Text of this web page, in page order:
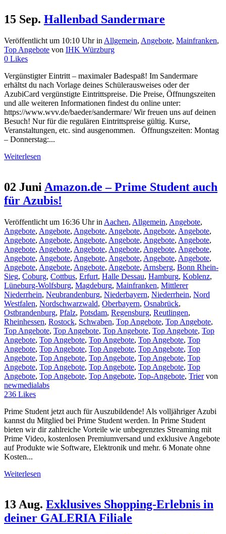
15 Sep. Hallenbad Sandermare
Veröffentlicht um 10:10 Uhrin Allgemein, Angebote, Mainfranken,
Top Angebote von IHK Würzburg
0 Likes
Vergünstigter Eintritt – maximaler Badespaß! Im Sandermare
erhältst du nach Vorlage deines Schülerausweises oder der
AzubiCard vergünstigte Eintrittspreise. Die Preise, Öffnungszeiten
und alle weiteren Informationen findest du online unter:
https://www.wvv.de/baeder/sandermare/ Wir freuen uns auf deinen
Besuch! Nur für die regulären Eintrittspreise gültig. Kurse,
Veranstaltungen, etc. sind ausgenommen. Öffnungszeiten: Montag
– Donnerstag:...
Weiterlesen
02 Juni Amazon.de – Prime Student auch
für Azubis!
Veröffentlicht um 16:36 Uhrin Aachen, Allgemein, Angebote,
Angebote, Angebote, Angebote, Angebote, Angebote, Angebote,
Angebote, Angebote, Angebote, Angebote, Angebote, Angebote,
Angebote, Angebote, Angebote, Angebote, Angebote, Angebote,
Angebote, Angebote, Angebote, Angebote, Angebote, Angebote,
Angebote, Angebote, Angebote, Angebote, Arnsberg, Bonn Rhein-
Sieg, Coburg, Cottbus, Erfurt, Halle Dessau, Hamburg, Koblenz,
Lüneburg-Wolfsburg, Magdeburg, Mainfranken, Mittlerer
Niederrhein, Neubrandenburg, Niederbayern, Niederrhein, Nord
Westfalen, Nordschwarzwald, Oberbayern, Osnabrück,
Ostbrandenburg, Pfalz, Potsdam, Regensburg, Reutlingen,
Rheinhessen, Rostock, Schwaben, Top Angebote, Top Angebote,
Top Angebote, Top Angebote, Top Angebote, Top Angebote, Top
Angebote, Top Angebote, Top Angebote, Top Angebote, Top
Angebote, Top Angebote, Top Angebote, Top Angebote, Top
Angebote, Top Angebote, Top Angebote, Top Angebote, Top
Angebote, Top Angebote, Top Angebote, Top Angebote, Top
Angebote, Top Angebote, Top Angebote, Top-Angebote, Trier von
newmedialabs
236 Likes
Prime Student jetzt auch für Auszubildende! Als volljähriger Azubi
kannst du Mitglied bei Prime Student werden. In Prime Student
bieten wir dir zahlreiche Vorteile wie unbegrenztes Streaming mit
Prime Video, kostenlosen Premiumversand und exklusive Angebote
auf Produkte wie Software, Elektronik und mehr. 6 Monate ohne
Kosten...
Weiterlesen
13 Aug. Exklusives Shopping-Erlebnis in
deiner GALERIA Filiale